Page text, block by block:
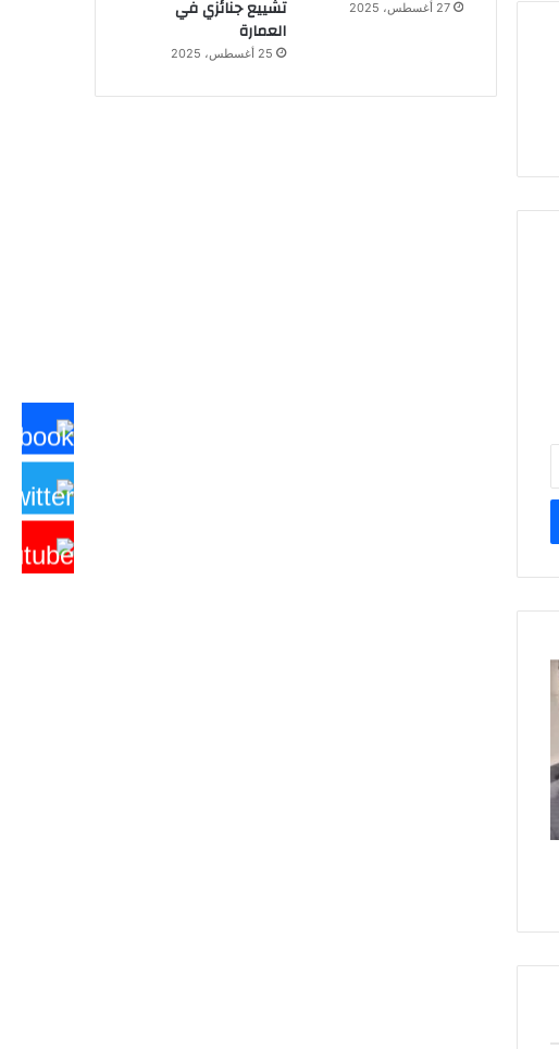
27 أغسطس، 2025
تشييع جنائزي في
العمارة
25 أغسطس، 2025